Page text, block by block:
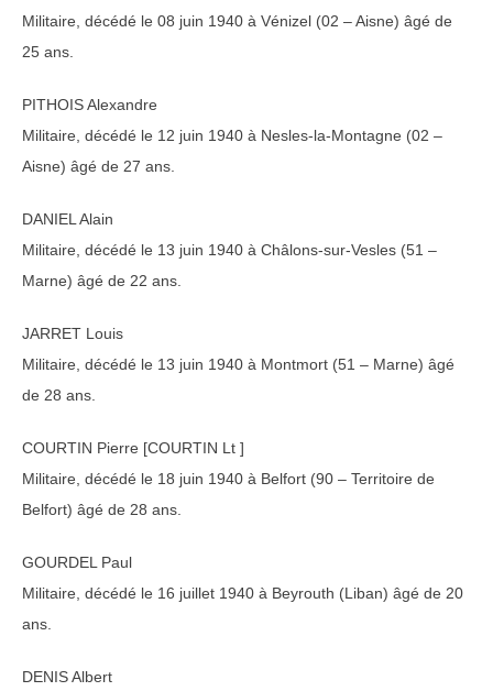
Militaire, décédé le 08 juin 1940 à Vénizel (02 – Aisne) âgé de
25 ans.
PITHOIS Alexandre
Militaire, décédé le 12 juin 1940 à Nesles-la-Montagne (02 –
Aisne) âgé de 27 ans.
DANIEL Alain
Militaire, décédé le 13 juin 1940 à Châlons-sur-Vesles (51 –
Marne) âgé de 22 ans.
JARRET Louis
Militaire, décédé le 13 juin 1940 à Montmort (51 – Marne) âgé
de 28 ans.
COURTIN Pierre [COURTIN Lt ]
Militaire, décédé le 18 juin 1940 à Belfort (90 – Territoire de
Belfort) âgé de 28 ans.
GOURDEL Paul
Militaire, décédé le 16 juillet 1940 à Beyrouth (Liban) âgé de 20
ans.
DENIS Albert